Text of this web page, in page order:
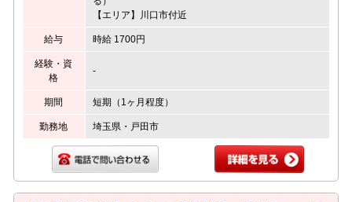
【エリア】川口市付近
給与 時給 1700円
経験・資
格
-
期間 短期（1ヶ月程度）
勤務地 埼玉県・戸田市